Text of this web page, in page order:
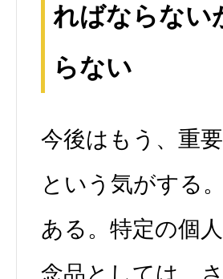
ればならない
らない
今後はもう、重
という気がする
ある。特定の個